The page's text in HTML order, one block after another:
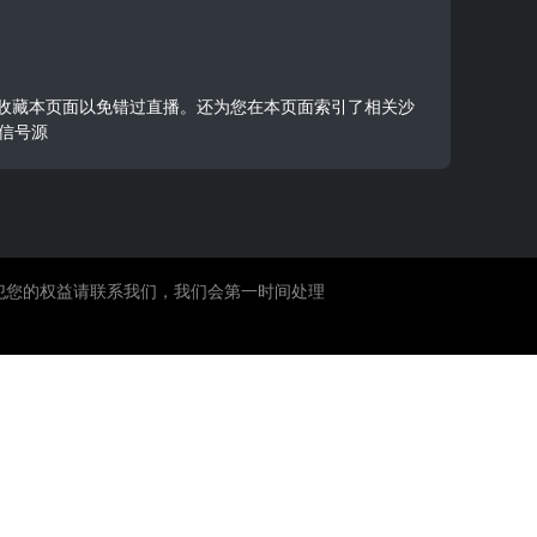
藏本页面以免错过直播。还为您在本页面索引了相关沙
号源
的权益请联系我们，我们会第一时间处理